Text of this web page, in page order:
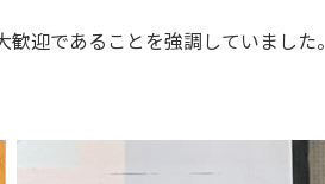
迎であることを強調していました。